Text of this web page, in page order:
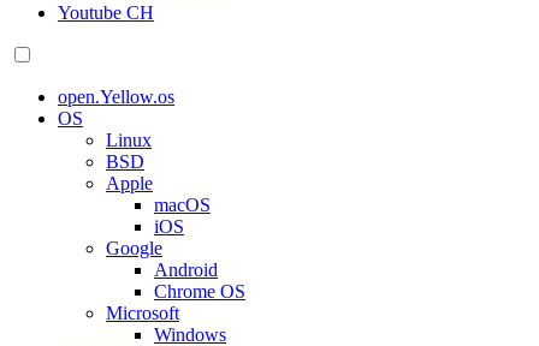
Youtube CH
open.Yellow.os
OS
Linux
BSD
Apple
macOS
iOS
Google
Android
Chrome OS
Microsoft
Windows